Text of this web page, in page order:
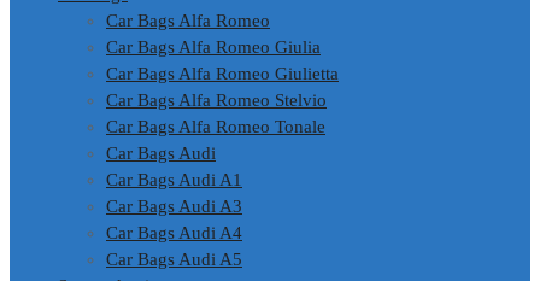
Car Bags Alfa Romeo
Car Bags Alfa Romeo Giulia
Car Bags Alfa Romeo Giulietta
Car Bags Alfa Romeo Stelvio
Car Bags Alfa Romeo Tonale
Car Bags Audi
Car Bags Audi A1
Car Bags Audi A3
Car Bags Audi A4
Car Bags Audi A5